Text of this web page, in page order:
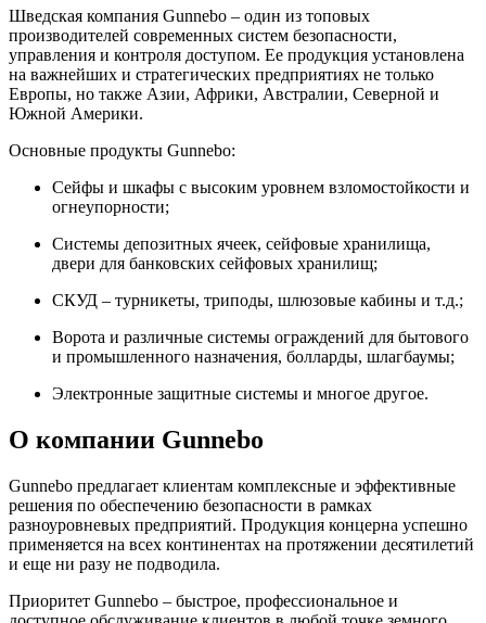
Шведская компания Gunnebo – один из топовых
производителей современных систем безопасности,
управления и контроля доступом. Ее продукция установлена
на важнейших и стратегических предприятиях не только
Европы, но также Азии, Африки, Австралии, Северной и
Южной Америки.
Основные продукты Gunnebo:
Сейфы и шкафы с высоким уровнем взломостойкости и
огнеупорности;
Системы депозитных ячеек, сейфовые хранилища,
двери для банковских сейфовых хранилищ;
СКУД – турникеты, триподы, шлюзовые кабины и т.д.;
Ворота и различные системы ограждений для бытового
и промышленного назначения, болларды, шлагбаумы;
Электронные защитные системы и многое другое.
О компании Gunnebo
Gunnebo предлагает клиентам комплексные и эффективные
решения по обеспечению безопасности в рамках
разноуровневых предприятий. Продукция концерна успешно
применяется на всех континентах на протяжении десятилетий
и еще ни разу не подводила.
Приоритет Gunnebo – быстрое, профессиональное и